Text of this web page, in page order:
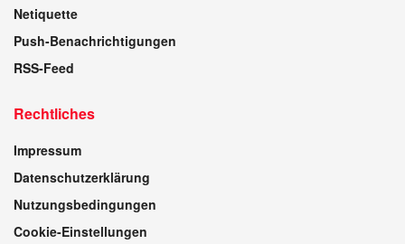
Netiquette
Push-Benachrichtigungen
RSS-Feed
Rechtliches
Impressum
Datenschutzerklärung
Nutzungsbedingungen
Cookie-Einstellungen